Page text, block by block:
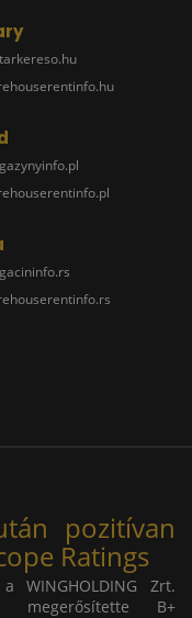
pozitívan
Ratings
WINGHOLDING Zrt.
megerősítette B+